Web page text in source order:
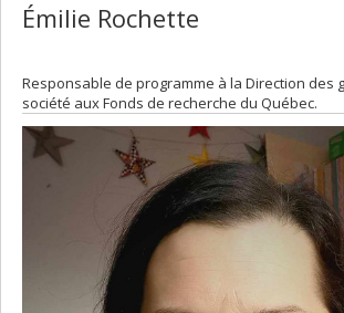
Émilie Rochette
Responsable de programme à la Direction des
société aux Fonds de recherche du Québec.